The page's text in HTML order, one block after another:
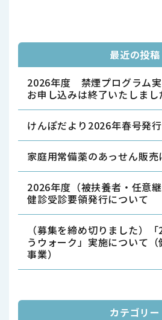
最近の投稿
2026年度 禁煙プログラム
お申し込みは終了いたしまし
けんぽだより2026年春号発
家庭用常備薬のあっせん販売
2026年度（被扶養者・任意
健診受診要領発行について
（募集を締め切りました）
うウォーク」実施について
事業）
カテゴリー